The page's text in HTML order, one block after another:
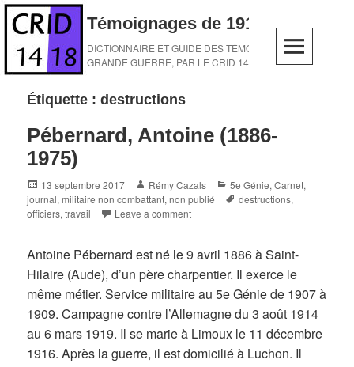
Skip
content
Témoignages de 1914-1918
DICTIONNAIRE ET GUIDE DES TÉMOINS DE LA
GRANDE GUERRE, PAR LE CRID 14-18
Étiquette :destructions
Pébernard, Antoine (1886-
1975)
Posted
on
13 septembre 2017 Author
Rémy Cazals Categories
5e Génie,Carnet,
journal,militaire non combattant,non publié Tags
destructions,
officiers,travail Leave a comment
Antoine Pébernard est né le 9 avril 1886 à Saint-
Hilaire (Aude), d’un père charpentier. Il exerce le
même métier. Service militaire au 5e Génie de 1907 à
1909. Campagne contre l’Allemagne du 3 août 1914
au 6 mars 1919. Il se marie à Limoux le 11 décembre
1916. Après la guerre, il est domicilié à Luchon. Il